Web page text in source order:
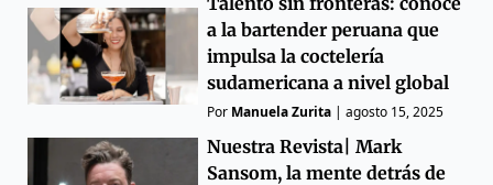
a la bartender peruana que
impulsa la coctelería
sudamericana a nivel global
Por Manuela Zurita |agosto 15, 2025
Nuestra Revista| Mark
Sansom, la mente detrás de